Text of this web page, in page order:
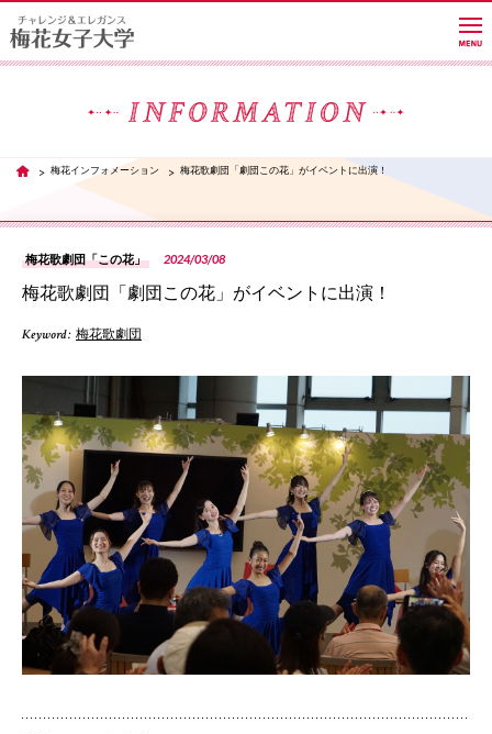
学部・学科・大学院
教員紹介サイト
キャンパスライフ
進路・就職
国際交流
産学連携
TOP 梅花インフォメーション 梅花歌劇団「劇団この花」がイベントに出演！
梅花歌劇団「この花」 2024/03/08
梅花歌劇団「劇団この花」がイベントに出演！
Keyword : 梅花歌劇団